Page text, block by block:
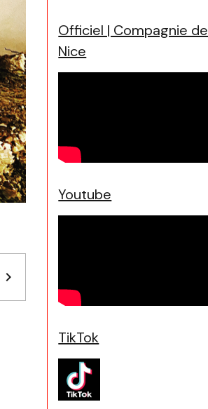
Officiel | Compagnie de
Nice
Youtube
TikTok